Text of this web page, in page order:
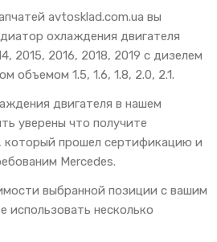
avtosklad.com.ua вы
охлаждения двигателя
2015, 2016, 2018, 2019 с дизелем
объемом 1.5, 1.6, 1.8, 2.0, 2.1.
двигателя в нашем
уверены что получите
который прошел сертификацию и
Mercedes.
выбранной позиции с вашим
несколько